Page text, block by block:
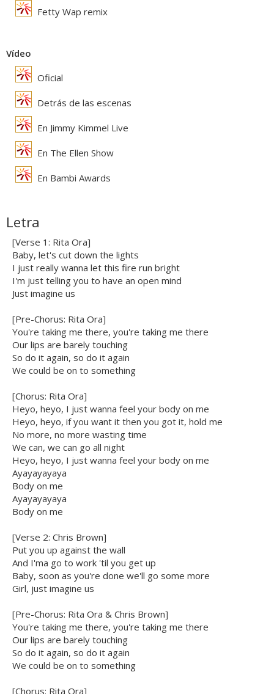
Fetty Wap remix
Vídeo
Oficial
Detrás de las escenas
En Jimmy Kimmel Live
En The Ellen Show
En Bambi Awards
Letra
[Verse 1: Rita Ora]
Baby, let's cut down the lights
I just really wanna let this fire run bright
I'm just telling you to have an open mind
Just imagine us
[Pre-Chorus: Rita Ora]
You're taking me there, you're taking me there
Our lips are barely touching
So do it again, so do it again
We could be on to something
[Chorus: Rita Ora]
Heyo, heyo, I just wanna feel your body on me
Heyo, heyo, if you want it then you got it, hold me
No more, no more wasting time
We can, we can go all night
Heyo, heyo, I just wanna feel your body on me
Ayayayayaya
Body on me
Ayayayayaya
Body on me
[Verse 2: Chris Brown]
Put you up against the wall
And I'ma go to work 'til you get up
Baby, soon as you're done we'll go some more
Girl, just imagine us
[Pre-Chorus: Rita Ora & Chris Brown]
You're taking me there, you're taking me there
Our lips are barely touching
So do it again, so do it again
We could be on to something
[Chorus: Rita Ora]